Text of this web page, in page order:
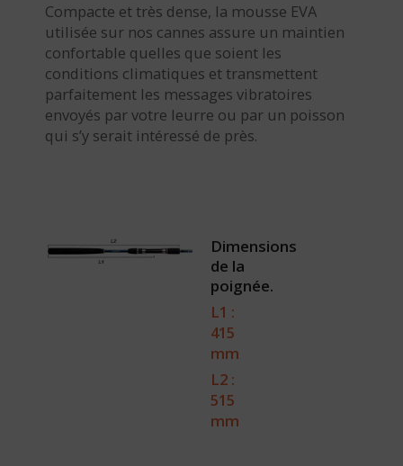
Compacte et très dense, la mousse EVA
utilisée sur nos cannes assure un maintien
confortable quelles que soient les
conditions climatiques et transmettent
parfaitement les messages vibratoires
envoyés par votre leurre ou par un poisson
qui s’y serait intéressé de près.
Dimensions
de la
poignée.
L1 :
415
mm
L2 :
515
mm